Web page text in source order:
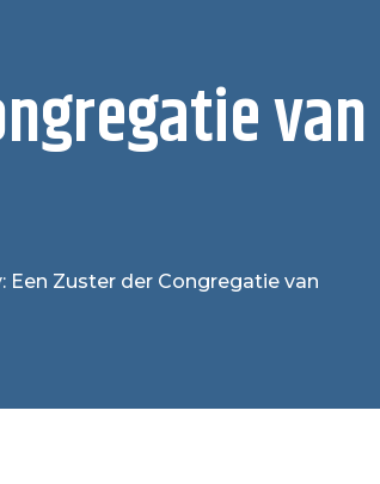
van
Zuster der Congregatie van